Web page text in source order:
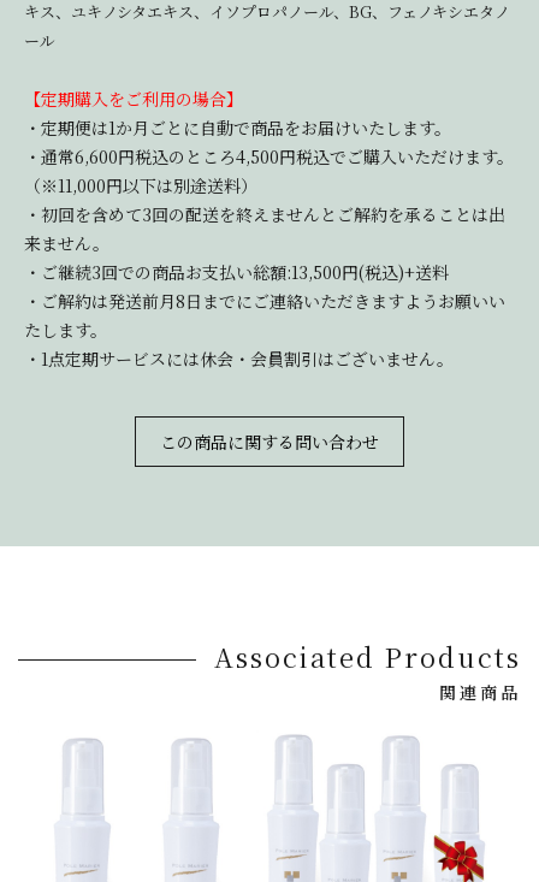
キス、ユキノシタエキス、イソプロパノール、BG、フェノキシエタノ
ール
【定期購入をご利用の場合】
・定期便は1か月ごとに自動で商品をお届けいたします。
・通常6,600円税込のところ4,500円税込でご購入いただけます。
（※11,000円以下は別途送料）
・初回を含めて3回の配送を終えませんとご解約を承ることは出
来ません。
・ご継続3回での商品お支払い総額:13,500円(税込)+送料
・ご解約は発送前月8日までにご連絡いただきますようお願いい
たします。
・1点定期サービスには休会・会員割引はございません。
この商品に関する問い合わせ
Associated Products
関連商品